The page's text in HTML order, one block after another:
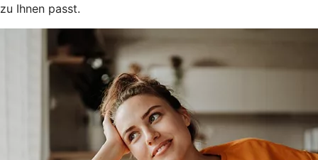
zu Ihnen passt.